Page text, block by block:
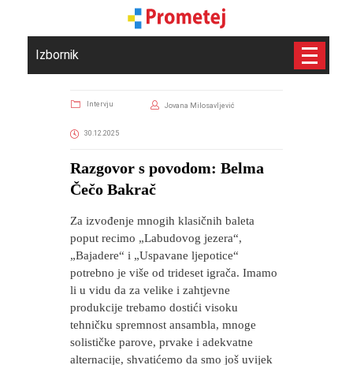
Izbornik
Intervju Jovana Milosavljević
30.12.2025
Razgovor s povodom: Belma
Čečo Bakrač
Za izvođenje mnogih klasičnih baleta
poput recimo „Labudovog jezera“,
„Bajadere“ i „Uspavane ljepotice“
potrebno je više od trideset igrača. Imamo
li u vidu da za velike i zahtjevne
produkcije trebamo dostići visoku
tehničku spremnost ansambla, mnoge
solističke parove, prvake i adekvatne
alternacije, shvatićemo da smo još uvijek